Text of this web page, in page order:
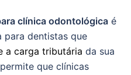
clínica odontológica é
para dentistas que
a carga tributária da sua
que clínicas